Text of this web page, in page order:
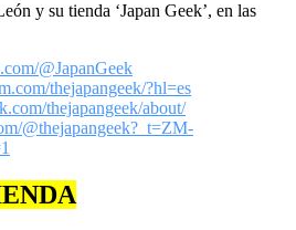
y su tienda ‘Japan Geek’, en las
@JapanGeek
thejapangeek/?hl=es
thejapangeek/about/
@thejapangeek?_t=ZM-